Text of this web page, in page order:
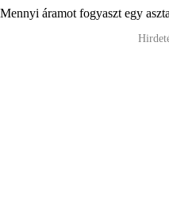
Mennyi áramot fogyaszt egy